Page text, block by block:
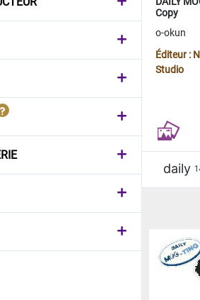
Copy
o-okun
Éditeur :
Studio
daily